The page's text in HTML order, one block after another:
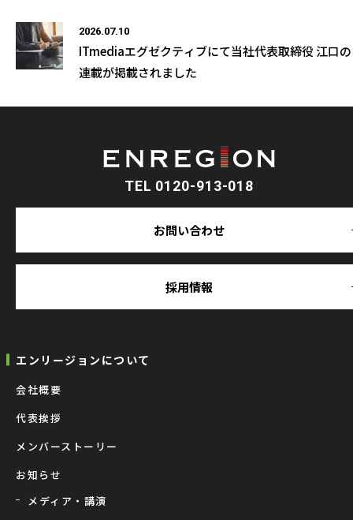
2026.07.10
ITmediaエグゼクティブにて当社代表取締役 江口の
連載が掲載されました
TEL 0120-913-018
お問い合わせ
採用情報
エンリージョンについて
会社概要
代表挨拶
メンバーストーリー
お知らせ
メディア・講演